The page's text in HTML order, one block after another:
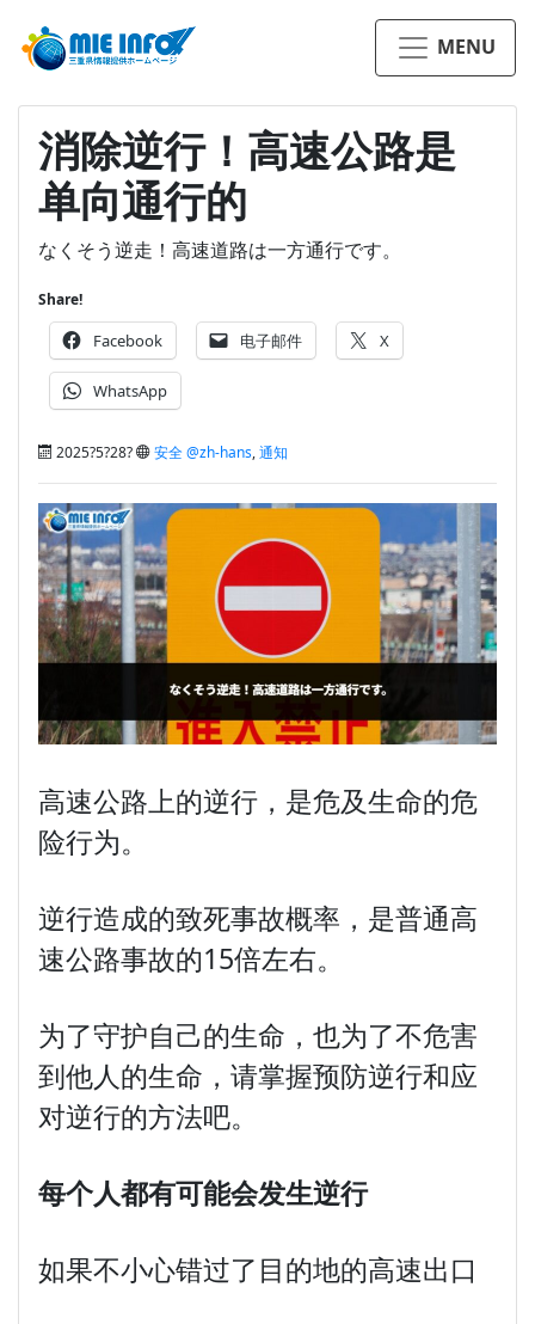
MENU
消除逆行！高速公路是
单向通行的
なくそう逆走！高速道路は一方通行です。
Share!
Facebook 电子邮件 X
WhatsApp
2025?5?28? 安全 @zh-hans,通知
高速公路上的逆行，是危及生命的危
险行为。
逆行造成的致死事故概率，是普通高
速公路事故的15倍左右。
为了守护自己的生命，也为了不危害
到他人的生命，请掌握预防逆行和应
对逆行的方法吧。
每个人都有可能会发生逆行
如果不小心错过了目的地的高速出口